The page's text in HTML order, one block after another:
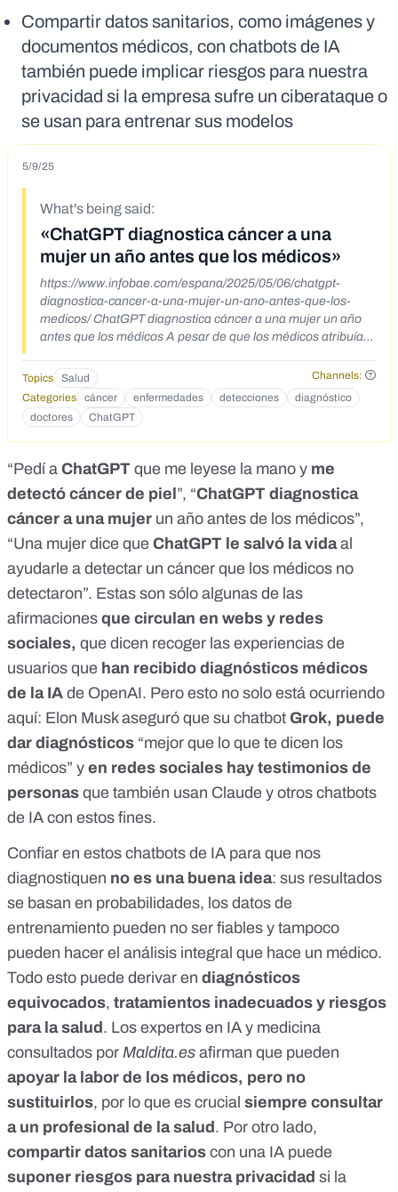
Compartir datos sanitarios, como imágenes y
documentos médicos, con chatbots de IA
también puede implicar riesgos para nuestra
privacidad si la empresa sufre un ciberataque o
se usan para entrenar sus modelos
5/9/25
What's being said:
«ChatGPT diagnostica cáncer a una
mujer un año antes que los médicos»
https://www.infobae.com/espana/2025/05/06/chatgpt-
diagnostica-cancer-a-una-mujer-un-ano-antes-que-los-
medicos/ ChatGPT diagnostica cáncer a una mujer un año
antes que los médicos A pesar de que los médicos atribuían
la ansiedad, la inteligencia artificial acertó el diagnóstico
Marly Garnreiter fue diagnosticada de cáncer por ChatGPT
un año antes que los médicos. (Imagen: Redes Sociales) En
enero de 2024, Marly Garnreiter, una joven de 27 años
residente de París, comenzó a experimentar síntomas
extraños que inicialmente atribuyó al dolor por haber
perdido a su padre un año antes, Víctor, de 58 años de edad,
a causa de cáncer de colon. Sudores nocturnos, picazón en
la piel, fatiga constante y dolor en el pecho fueron algunos
embargo, lo que parecía ser una reacción natural al duelo
resultó ser algo mucho más grave: linfoma de Hodgkin, un
tipo de cáncer en los glóbulos blancos. Al principio, los
médicos no encontraron nada en los análisis y su médico de
cabecera sugirió que los síntomas podrían estar
relacionados con la ansiedad. Marly, aunque aceptó esta
médico para Emanuele: la indignación de unos padres sin
un doctor para su hijo con discapacidad y el último les dijo
que estaba siendo “demasiado demandante” Fue entonces
cuando, por curiosidad, acudió a la inteligencia artificial e
introdujo sus síntomas en ChatGPT. Efectivamente, la IA
indicó que podría estar sufriendo un cáncer de sangre.
seguir buscando respuestas”, recordó Marly al Daily Mail.
Con el paso del tiempo, los síntomas seguían persistiendo;
experimentar un dolor torácico cada vez más intenso. “Al
principio, pensé que era solo el duelo, pero cuando los
síntomas empeoraron, supe que algo no estaba bien”,
explicó. Una mujer es desheredada por su madre y después
su hijo pide que se le declare “indigna” para recibir la
rechaza Un año después de sus primeras consultas, Marly
regresó al médico, quien le realizó una radiografía. La
imagen reveló una masa en su pulmón izquierdo, lo que
llevó a los especialistas a realizar pruebas adicionales.
Finalmente, en febrero de 2025, los resultados confirmaron
el diagnóstico de ChatGPT: linfoma de Hodgkin.
de supervivencia del 81% si se detecta y se trata en los
primeros cinco años. El diagnóstico de ChatGPT se El
diagnóstico de ChatGPT se confirmó un año después.
(Imagen: Redes Sociales) Otro revés para la familia El
diagnóstico fue un duro golpe para Marly, quien ya había
vivido el sufrimiento de ver a un ser querido morir a causa de
Topics Salud
Channels:
Categories
cáncer enfermedades detecciones
diagnóstico
doctores
ChatGPT
“Pedí a ChatGPT que me leyese la mano y me
detectó cáncer de piel ”, “ChatGPT diagnostica
cáncer a una mujer un año antes de los médicos”,
“Una mujer dice que ChatGPT le salvó la vidaal
ayudarle a detectar un cáncer que los médicos no
detectaron”. Estas son sólo algunas de las
afirmaciones que circulan en webs y redes
sociales, que dicen recoger las experiencias de
usuarios que han recibido diagnósticos médicos
de la IA de OpenAI. Pero esto no solo está ocurriendo
aquí: Elon Musk aseguró que su chatbot Grok, puede
dar diagnósticos “mejor que lo que te dicen los
médicos” y en redes sociales hay testimonios de
personas que también usan Claude y otros chatbots
de IA con estos fines.
Confiar en estos chatbots de IA para que nos
diagnostiquen no es una buena idea: sus resultados
se basan en probabilidades, los datos de
entrenamiento pueden no ser fiables y tampoco
pueden hacer el análisis integral que hace un médico.
Todo esto puede derivar en diagnósticos
equivocados, tratamientos inadecuados y riesgos
para la salud . Los expertos en IA y medicina
consultados por Maldita.es afirman que pueden
apoyar la labor de los médicos, pero no
sustituirlos, por lo que es crucial siempre consultar
a un profesional de la salud . Por otro lado,
compartir datos sanitarios con una IA puede
suponer riesgos para nuestra privacidad si la